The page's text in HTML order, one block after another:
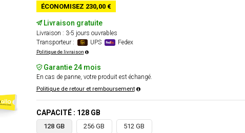
ÉCONOMISEZ 230,00 €
Livraison gratuite
Livraison : 3-5 jours ouvrables
Transporteur :
UPS Fedex
Politique de livraison
Garantie 24 mois
En cas de panne, votre produit est échangé.
Politique de retour et remboursement
CAPACITÉ : 128 GB
128 GB 256 GB 512 GB